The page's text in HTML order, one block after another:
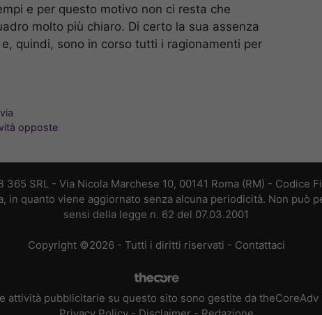
e per questo motivo non ci resta che
molto più chiaro. Di certo la sua assenza
quindi, sono in corso tutti i ragionamenti per
opposte
SRL - Via Nicola Marchese 10, 00141 Roma (RM) - Codice
in quanto viene aggiornato senza alcuna periodicità. Non può
sensi della legge n. 62 del 07.03.2001
Copyright ©2026 - Tutti i diritti riservati - Contattaci
attività pubblicitarie su questo sito sono gestite da theCoreAdv